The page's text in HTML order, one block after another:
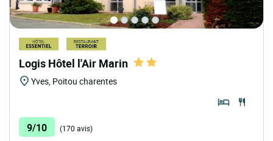
Logis Hôtel l'Air Marin
Yves, Poitou charentes
9/10 (170 avis)